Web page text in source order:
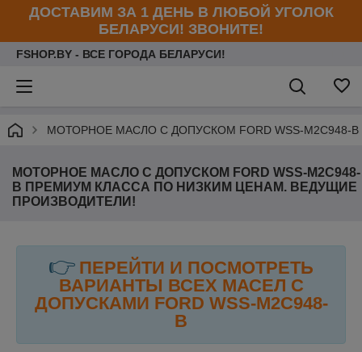
ДОСТАВИМ ЗА 1 ДЕНЬ В ЛЮБОЙ УГОЛОК
БЕЛАРУСИ! ЗВОНИТЕ!
FSHOP.BY - ВСЕ ГОРОДА БЕЛАРУСИ!
МОТОРНОЕ МАСЛО С ДОПУСКОМ FORD WSS-
МОТОРНОЕ МАСЛО С ДОПУСКОМ FORD WSS-M2C948-
B ПРЕМИУМ КЛАССА ПО НИЗКИМ ЦЕНАМ. ВЕДУЩИЕ
ПРОИЗВОДИТЕЛИ!
👉 ПЕРЕЙТИ И ПОСМОТРЕТЬ
ВАРИАНТЫ ВСЕХ МАСЕЛ С
ДОПУСКАМИ FORD WSS-M2C948-
B